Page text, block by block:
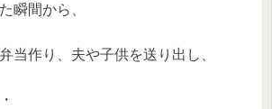
瞬間から、
当作り、夫や子供を送り出し、